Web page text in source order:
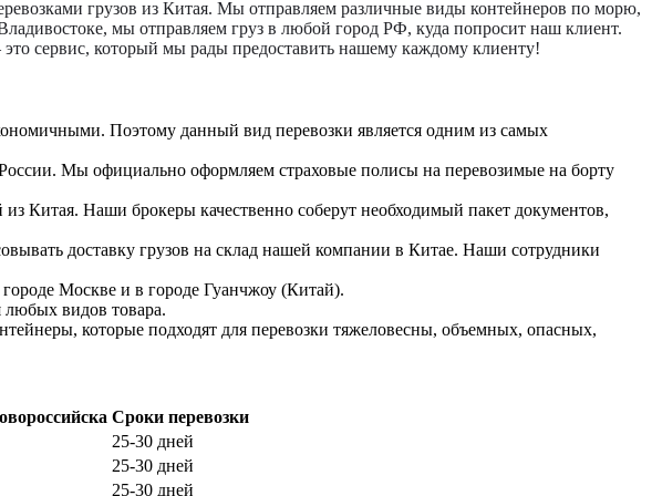
грузов из Китая. Мы отправляем различные виды контейнеров по морю,
мы отправляем груз в любой город РФ, куда попросит наш клиент.
сервис, который мы рады предоставить нашему каждому клиенту!
Поэтому данный вид перевозки является одним из самых
Мы официально оформляем страховые полисы на перевозимые на борту
Наши брокеры качественно соберут необходимый пакет документов,
доставку грузов на склад нашей компании в Китае. Наши сотрудники
Москве и в городе Гуанчжоу (Китай).
любых видов товара.
которые подходят для перевозки тяжеловесны, объемных, опасных,
Сроки перевозки
25-30 дней
25-30 дней
25-30 дней